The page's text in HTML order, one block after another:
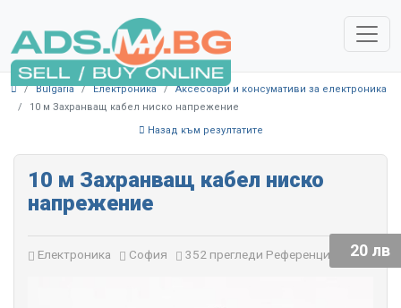
Bulgaria Електроника
Аксесоари и консумативи за електроника
10 м Захранващ кабел ниско напрежение
Назад към резултатите
10 м Захранващ кабел ниско
напрежение
Електроника София 352 прегледи Референция: 1120 лв